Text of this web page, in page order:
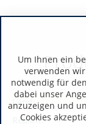
Land:
Region:
Um Ihnen ein
verwenden wir
notwendig für
dabei unser
anzuzeigen und
Cookies